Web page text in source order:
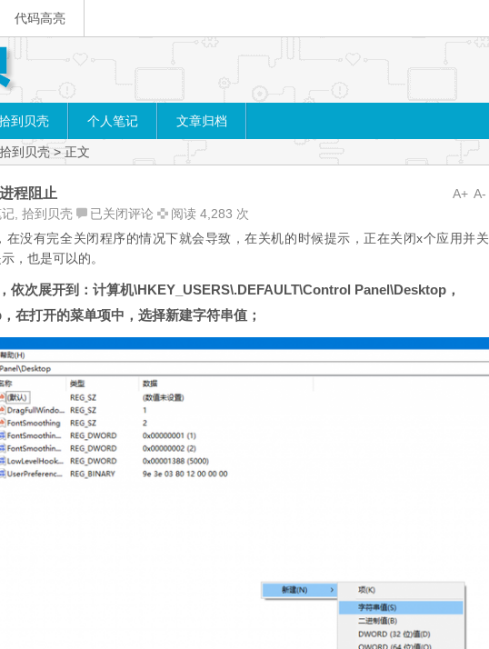
代码高亮
到贝壳 个人笔记 文章归档
拾到贝壳 > 正文
A-
A+
程阻止
拾到贝壳
Win10
关
机/
启
弹
结
束
进
程
阻
止
已关闭评论
阅读 4,283 次
在没有完全关闭程序的情况下就会导致，在关机的时候提示，正在关闭x个应用并关
，也是可以的。
依次展开到：计算机\HKEY_USERS\.DEFAULT\Control Panel\Desktop，
在打开的菜单项中，选择新建字符串值；